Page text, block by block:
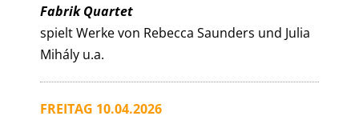
Fabrik Quartet
spielt Werke von Rebecca Saunders und Julia
Mihály u.a.
FREITAG 10.04.2026